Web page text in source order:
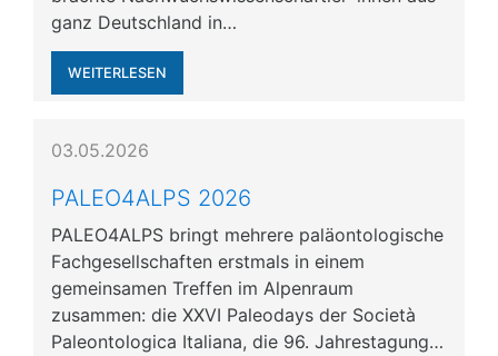
ganz Deutschland in…
WEITERLESEN
03.05.2026
PALEO4ALPS 2026
PALEO4ALPS bringt mehrere paläontologische
Fachgesellschaften erstmals in einem
gemeinsamen Treffen im Alpenraum
zusammen: die XXVI Paleodays der Società
Paleontologica Italiana, die 96. Jahrestagung…